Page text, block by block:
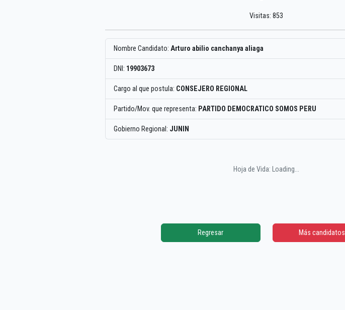
Visitas: 853
Nombre Candidato: Arturo abilio canchanya aliaga
DNI: 19903673
Cargo al que postula: CONSEJERO REGIONAL
Partido/Mov. que representa: PARTIDO DEMOCRATICO SOMOS PERU
Gobierno Regional: JUNIN
Hoja de Vida: Loading...
Regresar Más candidatos